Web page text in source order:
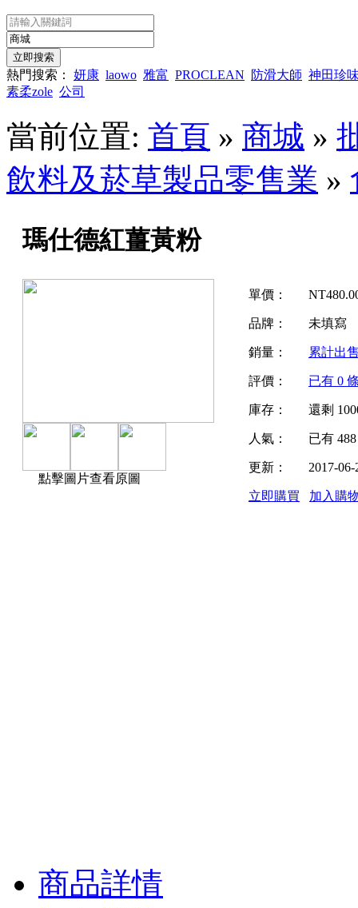
熱門搜索： 妍康 laowo 雅富 PROCLEAN 防滑大師 神田珍
素柔zole 公司
當前位置: 首頁 » 商城 »
飲料及菸草製品零售業 »
瑪仕德紅薑黃粉
點擊圖片查看原圖
單價： NT
品牌： 未填寫
銷量： 累計出
評價： 已有 0
庫存： 還剩
人氣： 已有 488
更新： 2017-06-
立即購買 加入購
商品詳情